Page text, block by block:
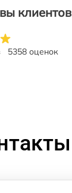
клиентов
5358 оценок